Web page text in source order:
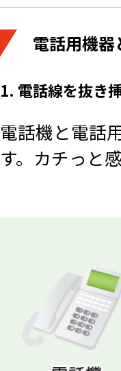
電話用機
1. 電話線を抜き
電話機と電話
す。カチっと